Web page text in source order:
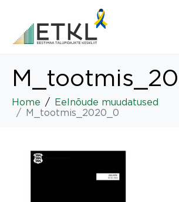
Home
Eelnõude muudatused
M_tootmis_2020_0